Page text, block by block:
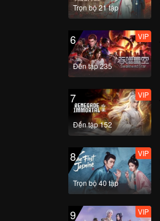
Trọn bộ 21 tập
6
Đến tập 235
VIP
7
Đến tập 152
VIP
8
Trọn bộ 40 tập
VIP
9 VIP